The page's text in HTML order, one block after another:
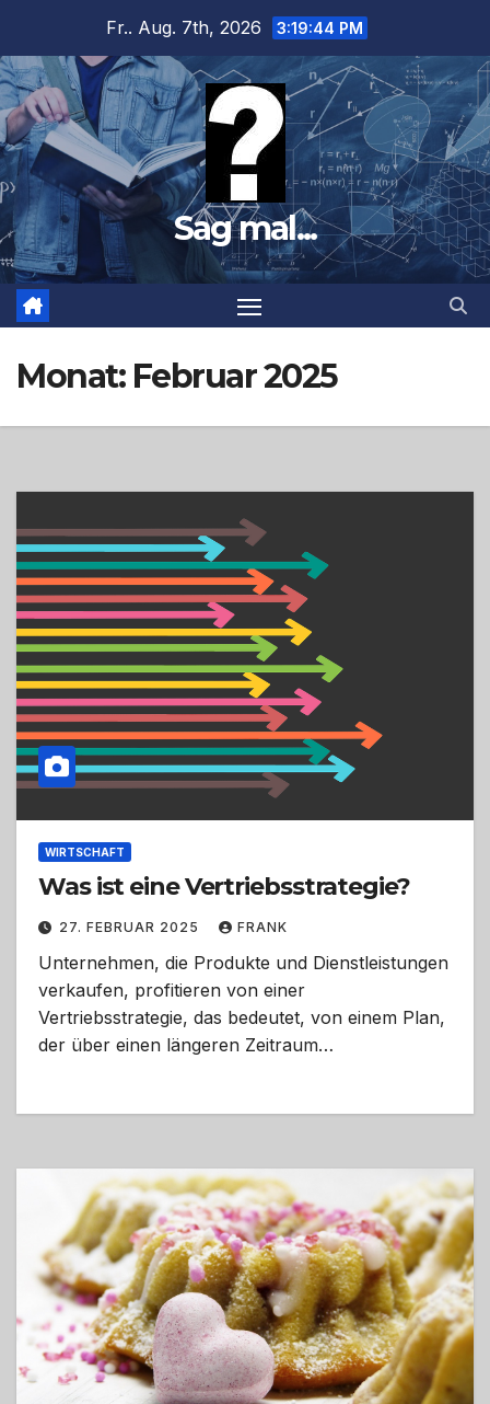
springen
Fr.. Aug. 7th, 2026 3:19:46 PM
Sag mal...
Monat: Februar 2025
WIRTSCHAFT
Was ist eine Vertriebsstrategie?
27. FEBRUAR 2025 FRANK
Unternehmen, die Produkte und Dienstleistungen
verkaufen, profitieren von einer
Vertriebsstrategie, das bedeutet, von einem Plan,
der über einen längeren Zeitraum…